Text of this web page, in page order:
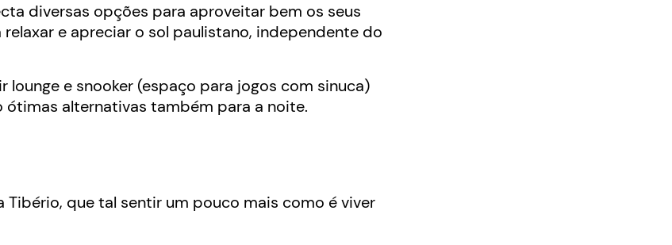
diversas opções para aproveitar bem os seus
e apreciar o sol paulistano, independente do
e snooker (espaço para jogos com sinuca)
ótimas alternativas também para a noite.
que tal sentir um pouco mais como é viver